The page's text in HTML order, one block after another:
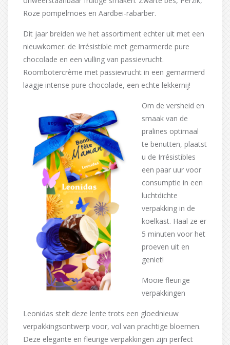
Roze pompelmoes en Aardbei-rabarber.
Dit jaar breiden we het assortiment echter uit met een
nieuwkomer: de Irrésistible met gemarmerde pure
chocolade en een vulling van passievrucht.
Roombotercrème met passievrucht in een gemarmerd
laagje intense pure chocolade, een echte lekkernij!
Om de versheid en
smaak van de
pralines optimaal
te benutten, plaatst
u de Irrésistibles
een paar uur voor
consumptie in een
luchtdichte
verpakking in de
koelkast. Haal ze er
5 minuten voor het
proeven uit en
geniet!
Mooie fleurige
verpakkingen
Leonidas stelt deze lente trots een gloednieuw
verpakkingsontwerp voor, vol van prachtige bloemen.
Deze elegante en fleurige verpakkingen zijn perfect